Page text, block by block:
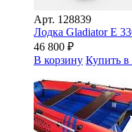
Арт. 128839
Лодка Gladiator E
46 800 ₽
В корзину Купить в